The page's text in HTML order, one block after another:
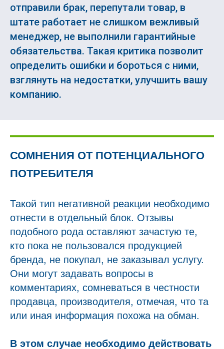
отправили брак, перепутали товар, в
штате работает не слишком вежливый
менеджер, не выполнили гарантийные
обязательства. Такая критика позволит
определить ошибки и бороться с ними,
взглянуть на недостатки, улучшить вашу
компанию.
СОМНЕНИЯ ОТ ПОТЕНЦИАЛЬНОГО
ПОТРЕБИТЕЛЯ
Такой тип негативной реакции необходимо
отнести в отдельный блок. Отзывы
подобного рода оставляют зачастую те,
кто пока не пользовался продукцией
бренда, не покупал, не заказывал услугу.
Они могут задавать вопросы в
комментариях, сомневаться в честности
продавца, производителя, отмечая, что та
или иная информация похожа на обман.
В этом случае необходимо действовать